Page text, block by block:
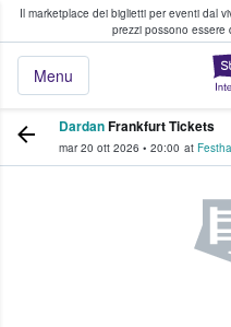
Il marketplace dei biglietti per eventi dal
prezzi possono essere
Menu
fan comprano e
DardanFrankfurt Tickets
mar 20 ott 2026 • 20:00 at